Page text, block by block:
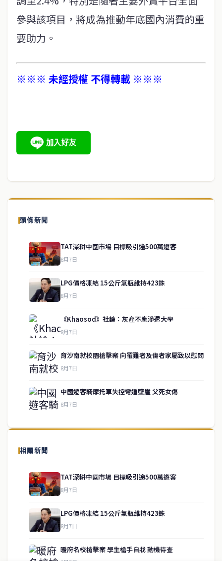
參與該項目，將成為推動年底國內消費的重
要助力。
※※※ 未經授權 不得轉載 ※※※
頭條新聞
TAT深耕中國市場 目標吸引逾500萬遊客
8月7日
LPG價格凍結 15公斤氣瓶維持423銖
8月7日
《Khaosod》社論：灰產不應滲透大學
8月7日
育沙南就校園槍擊案 向罹難者及傷者家屬致以慰問
8月7日
中國遊客騎摩托車失控彎道墜崖 父死女傷
8月7日
相關新聞
TAT深耕中國市場 目標吸引逾500萬遊客
8月7日
LPG價格凍結 15公斤氣瓶維持423銖
8月7日
暖府名校槍擊案 學生槍手自戕 動機待查
關於我們
泰國中文新聞（TCN）是一家總部設於曼谷的中文新聞媒體，致力於
供即時、客觀、多元的中文新聞內容。
房地產
service@thaichinesenews.com